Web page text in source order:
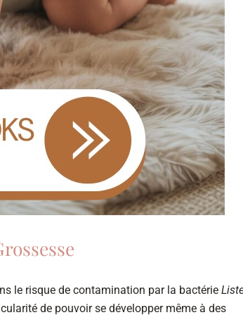
le risque de contamination par la bactérie
de pouvoir se développer même à des